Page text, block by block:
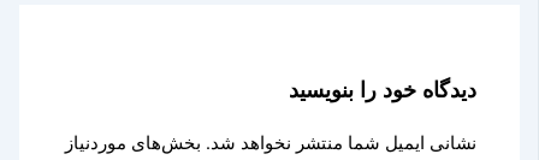
دیدگاه‌ خود را بنویسید
نشانی ایمیل شما منتشر نخواهد شد. بخش‌های موردنیاز